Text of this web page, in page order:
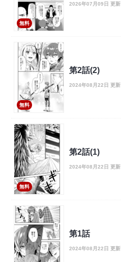
無料
2026年07月09日 更新
無料
第2話(2)
2024年08月22日 更新
無料
第2話(1)
2024年08月22日 更新
第1話
2024年08月22日 更新